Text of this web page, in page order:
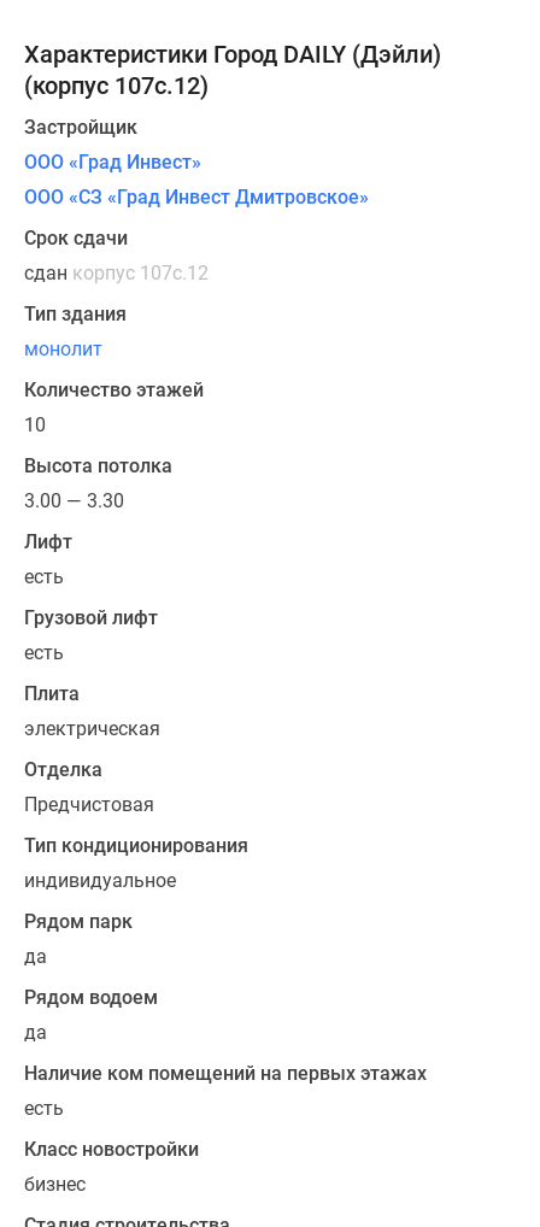
из
клинкерного
кирпича
пастельных
постепенно
переходят
в
остекление,
такое
решение
визуально
пространство
и
придает
новостройке
легкость.
Большинство
лотов
панорамными
окнами,
что
любоваться
живописными
видами
столичные
доминанты,
парки
В
на
выбор
предлагаются
Характеристики Город DAILY (Дэйли)
(корпус 107с.12)
Застройщик
ООО «Град Инвест»
ООО «СЗ «Град Инвест Дмитровское»
Срок сдачи
сдан корпус 107с.12
Тип здания
монолит
Количество этажей
10
Высота потолка
3.00 — 3.30
Лифт
есть
Грузовой лифт
есть
Плита
электрическая
Отделка
Предчистовая
Тип кондиционирования
индивидуальное
Рядом парк
да
Рядом водоем
да
Наличие ком помещений на первых этажах
есть
Класс новостройки
бизнес